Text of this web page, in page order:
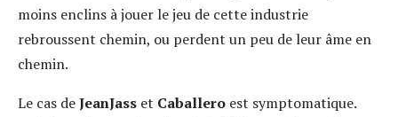
moins enclins à jouer le jeu de cette industrie
rebroussent chemin, ou perdent un peu de leur âme en
chemin.
Le cas deJeanJass et Caballero est symptomatique.